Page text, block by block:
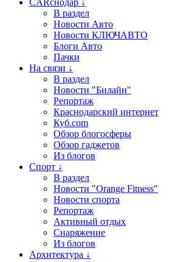
CARснодар ↓
В раздел
Новости Авто
Новости КЛЮЧАВТО
Блоги Авто
Пачки
На связи ↓
В раздел
Новости "Билайн"
Репортаж
Краснодарский интернет
Куб.com
Обзор блогосферы
Обзор гаджетов
Из блогов
Спорт ↓
В раздел
Новости "Orange Fitness"
Новости спорта
Репортаж
Активный отдых
Снаряжение
Из блогов
Архитектура ↓